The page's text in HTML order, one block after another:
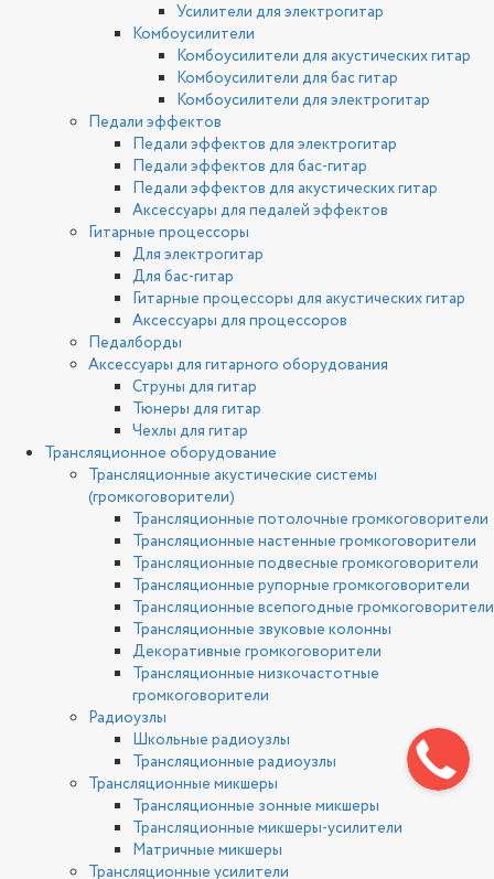
Усилители для электрогитар
Комбоусилители
Комбоусилители для акустических гитар
Комбоусилители для бас гитар
Комбоусилители для электрогитар
Педали эффектов
Педали эффектов для электрогитар
Педали эффектов для бас-гитар
Педали эффектов для акустических гитар
Аксессуары для педалей эффектов
Гитарные процессоры
Для электрогитар
Для бас-гитар
Гитарные процессоры для акустических гитар
Аксессуары для процессоров
Педалборды
Аксессуары для гитарного оборудования
Струны для гитар
Тюнеры для гитар
Чехлы для гитар
Трансляционное оборудование
Трансляционные акустические системы
(громкоговорители)
Трансляционные потолочные громкоговорители
Трансляционные настенные громкоговорители
Трансляционные подвесные громкоговорители
Трансляционные рупорные громкоговорители
Трансляционные всепогодные громкоговорители
Трансляционные звуковые колонны
Декоративные громкоговорители
Трансляционные низкочастотные
громкоговорители
Радиоузлы
Школьные радиоузлы
Трансляционные радиоузлы
Трансляционные микшеры
Трансляционные зонные микшеры
Трансляционные микшеры-усилители
Матричные микшеры
Трансляционные усилители